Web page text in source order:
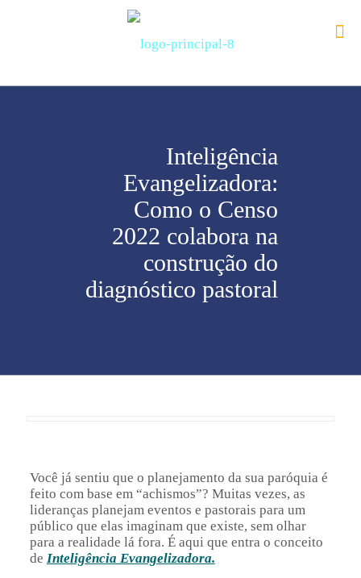
Inteligência
Evangelizadora:
Como o Censo
2022 colabora na
construção do
diagnóstico pastoral
Você já sentiu que o planejamento da sua paróquia é
feito com base em “achismos”? Muitas vezes, as
lideranças planejam eventos e pastorais para um
público que elas imaginam que existe, sem olhar
para a realidade lá fora. É aqui que entra o conceito
de Inteligência Evangelizadora.